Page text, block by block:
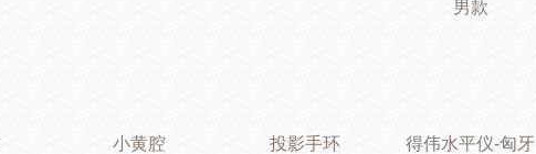
男款
小黄腔 投影手环
得伟水平仪-匈牙